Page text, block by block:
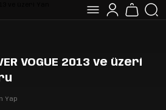
VOGUE 2013 ve üzeri
Yap